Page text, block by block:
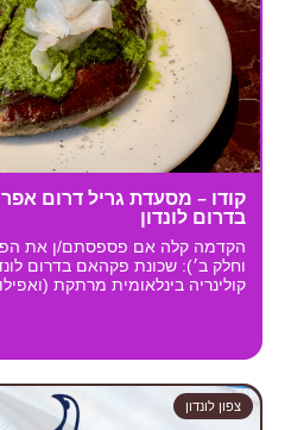
קודו – מסעדת גריל דרום
בדרום לונדון
הקדמה קלה אם פספסתם/ן את
וחלק ב׳): שכונת פקהאם בדרום
קולינריה בינלאומית מרתקת
צפון לונדון